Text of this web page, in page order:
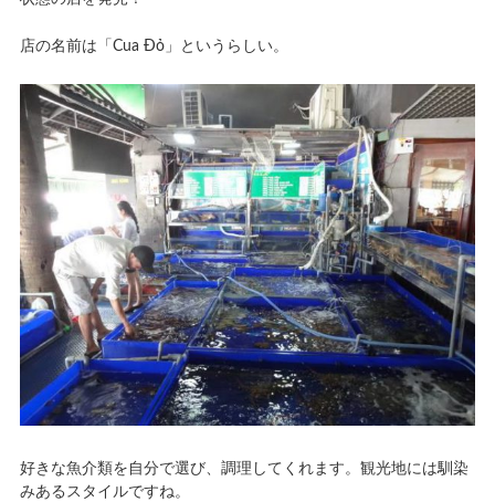
店の名前は「Cua Đỏ」というらしい。
好きな魚介類を自分で選び、調理してくれます。観光地には馴染
みあるスタイルですね。